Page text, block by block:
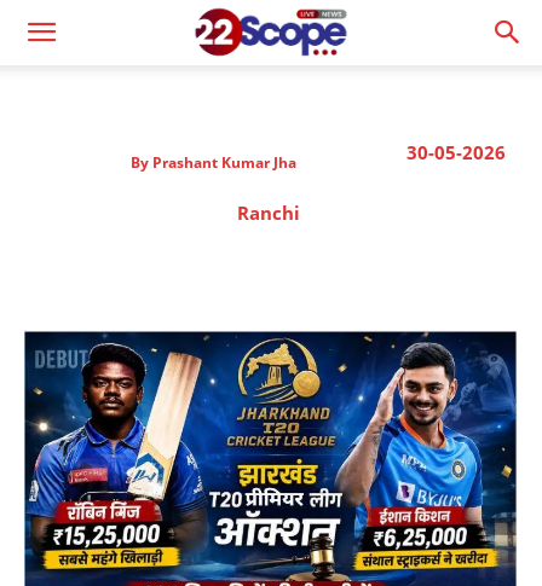
30-05-2026
By Prashant Kumar Jha
Ranchi